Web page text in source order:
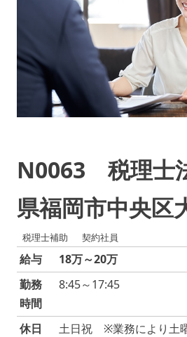
N0063 税理士
県福岡市中央区
税理士補助 契約社員
給与
18万～20万
勤務
時間
8:45～17:45
休日
土日祝 ※業務により土